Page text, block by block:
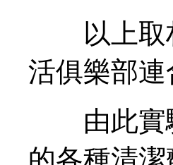
以上取材
活俱樂部
由此實驗